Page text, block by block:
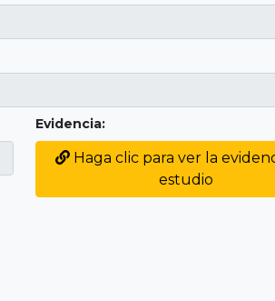
Evidencia:
Haga clic para ver la
estudio